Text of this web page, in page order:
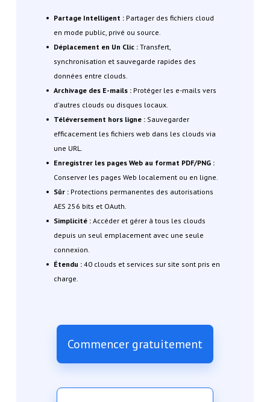
Partage Intelligent : Partager des fichiers cloud
en mode public, privé ou source.
Déplacement en Un Clic :Transfert,
synchronisation et sauvegarde rapides des
données entre clouds.
Archivage des E-mails :Protéger les e-mails vers
d'autres clouds ou disques locaux.
Téléversement hors ligne : Sauvegarder
efficacement les fichiers web dans les clouds via
une URL.
Enregistrer les pages Web au format PDF/PNG :
Conserver les pages Web localement ou en ligne.
Sûr :Protections permanentes des autorisations
AES 256 bits et OAuth.
Simplicité : Accéder et gérer à tous les clouds
depuis un seul emplacement avec une seule
connexion.
Étendu : 40 clouds et services sur site sont pris en
charge.
Commencer gratuitement